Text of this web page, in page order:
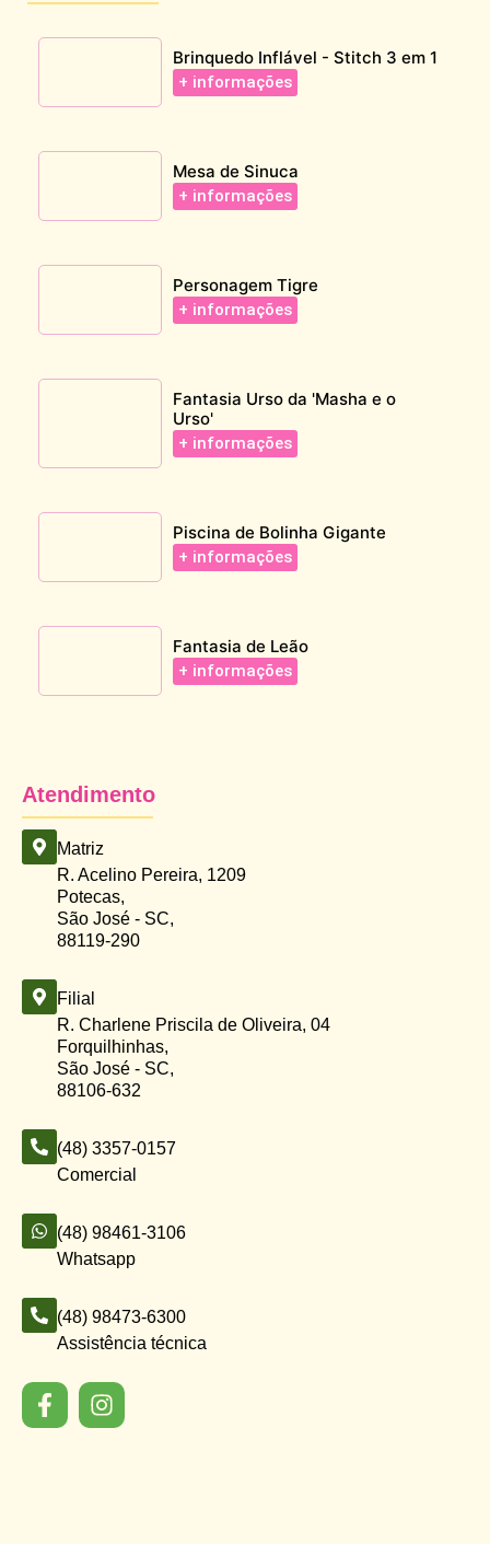
Brinquedo Inflável - Stitch 3 em 1
+ informações
Mesa de Sinuca
+ informações
Personagem Tigre
+ informações
Fantasia Urso da 'Masha e o
Urso'
+ informações
Piscina de Bolinha Gigante
+ informações
Fantasia de Leão
+ informações
Atendimento
Matriz
R. Acelino Pereira, 1209
Potecas,
São José - SC,
88119-290
Filial
R. Charlene Priscila de Oliveira, 04
Forquilhinhas,
São José - SC,
88106-632
(48) 3357-0157
Comercial
(48) 98461-3106
Whatsapp
(48) 98473-6300
Assistência técnica